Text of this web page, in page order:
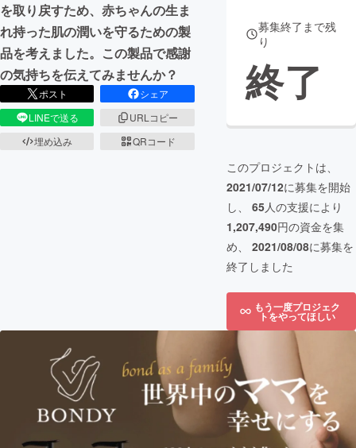
を取り戻すため、赤ちゃんの生ま
れ持った肌の潤いを守るための製
品を考えました。この製品で感謝
の気持ちを伝えてみませんか？
ポスト
シェア
LINEで送る
URLコピー
埋め込み
QRコード
募集終了まで残
り
終了
このプロジェクトは、
2021/07/12に募集を開始
し、 65人の支援により
1,207,490円の資金を集
め、 2021/08/08に募集を
終了しました
もう一度プロジェク
トをやってほしい